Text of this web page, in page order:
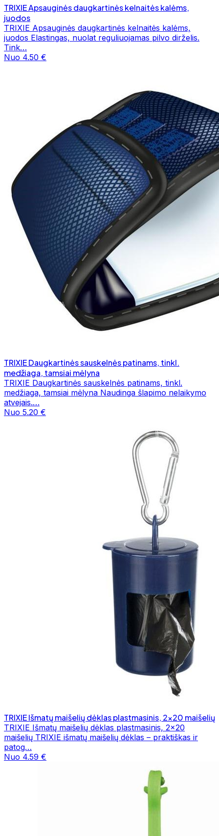
TRIXIE Apsauginės daugkartinės kelnaitės kalėms,
juodos
TRIXIE Apsauginės daugkartinės kelnaitės kalėms,
juodos Elastingas, nuolat reguliuojamas pilvo dirželis.
Tink…
Nuo 4.50 €
TRIXIE Daugkartinės sauskelnės patinams, tinkl.
medžiaga, tamsiai mėlyna
TRIXIE Daugkartinės sauskelnės patinams, tinkl.
medžiaga, tamsiai mėlyna Naudinga šlapimo nelaikymo
atvejais.…
Nuo 5.20 €
TRIXIE Išmatų maišelių dėklas plastmasinis, 2x20 maišelių
TRIXIE Išmatų maišelių dėklas plastmasinis, 2x20
maišelių TRIXIE išmatų maišelių dėklas – praktiškas ir
patog…
Nuo 4.59 €